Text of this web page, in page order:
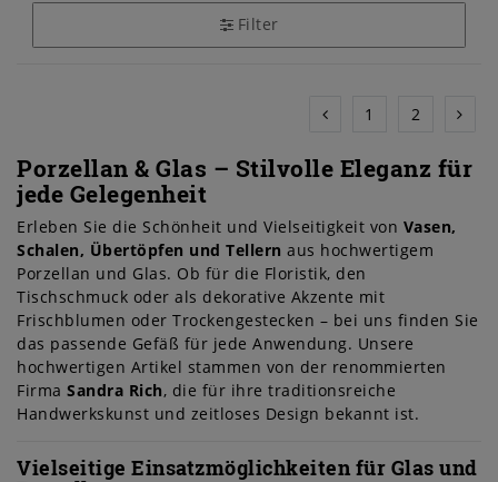
Filter
1 2
Porzellan & Glas – Stilvolle Eleganz für
jede Gelegenheit
Erleben Sie die Schönheit und Vielseitigkeit von Vasen,
Schalen, Übertöpfen und Tellern aus hochwertigem
Porzellan und Glas. Ob für die Floristik, den
Tischschmuck oder als dekorative Akzente mit
Frischblumen oder Trockengestecken – bei uns finden Sie
das passende Gefäß für jede Anwendung. Unsere
hochwertigen Artikel stammen von der renommierten
Firma Sandra Rich, die für ihre traditionsreiche
Handwerkskunst und zeitloses Design bekannt ist.
Vielseitige Einsatzmöglichkeiten für Glas und